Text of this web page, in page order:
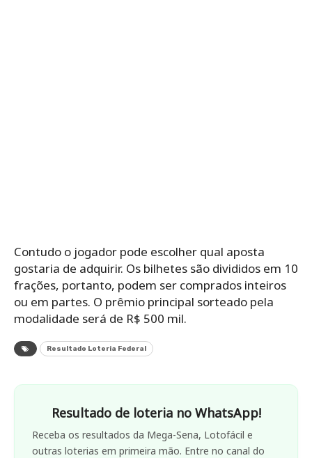
Contudo o jogador pode escolher qual aposta
gostaria de adquirir. Os bilhetes são divididos em 10
frações, portanto, podem ser comprados inteiros
ou em partes. O prêmio principal sorteado pela
modalidade será de R$ 500 mil.
Resultado Loteria Federal
Resultado de loteria no WhatsApp!
Receba os resultados da Mega-Sena, Lotofácil e
outras loterias em primeira mão. Entre no canal do